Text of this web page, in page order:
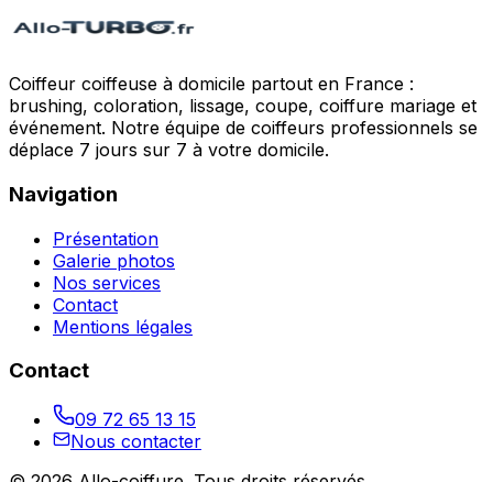
Coiffeur coiffeuse à domicile partout en France :
brushing, coloration, lissage, coupe, coiffure mariage et
événement. Notre équipe de coiffeurs professionnels se
déplace 7 jours sur 7 à votre domicile.
Navigation
Présentation
Galerie photos
Nos services
Contact
Mentions légales
Contact
09 72 65 13 15
Nous contacter